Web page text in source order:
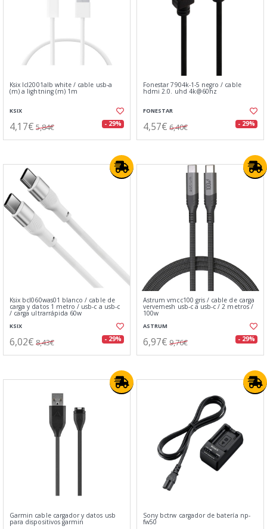
Ksix lcl2001alb white / cable usb-a
(m) a lightning (m) 1m
KSIX
4,17€ 5,84€ - 29%
Fonestar 7904k-1-5 negro / cable
hdmi 2.0. uhd 4k@60hz
FONESTAR
4,57€ 6,40€ - 29%
Ksix bcl060was01 blanco / cable de
carga y datos 1 metro / usb-c a usb-c
/ carga ultrarrápida 60w
KSIX
6,02€ 8,43€ - 29%
Astrum vmcc100 gris / cable de carga
vervemesh usb-c a usb-c / 2 metros /
100w
ASTRUM
6,97€ 9,76€ - 29%
Garmin cable cargador y datos usb
para dispositivos garmin
Sony bctrw cargador de batería np-
fw50